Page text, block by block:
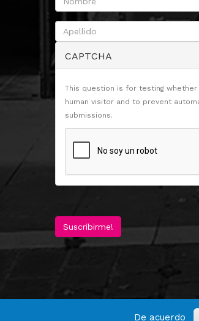
CAPTCHA
This question is for testing
human visitor and to prevent
submissions.
Suscribirme!
De acuerdo